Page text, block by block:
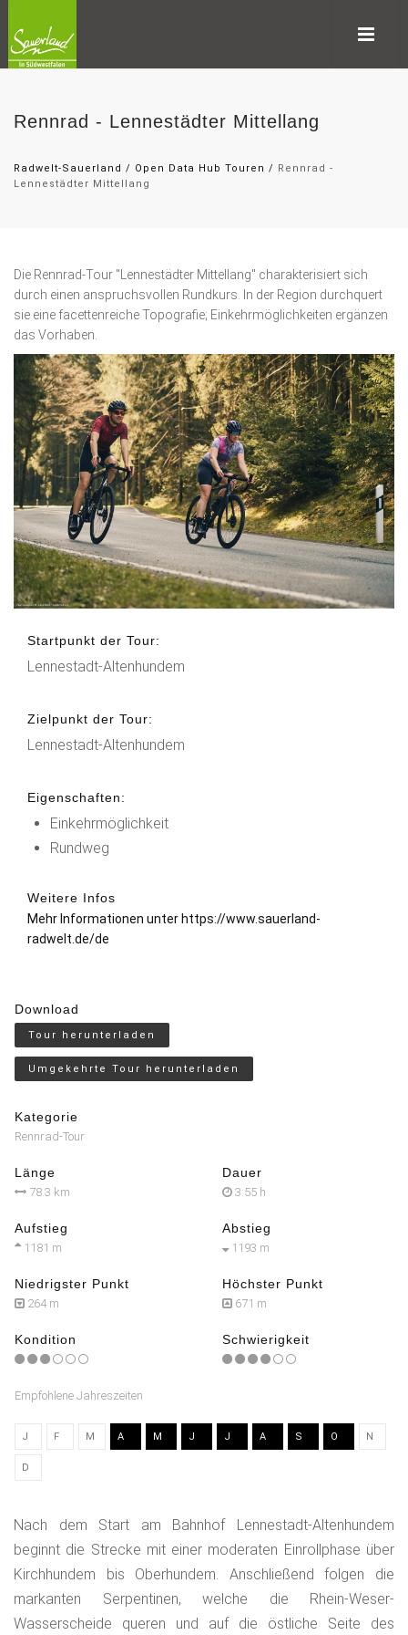
Rennrad - Lennestädter Mittellang
Radwelt-Sauerland / Open Data Hub Touren / Rennrad -
Lennestädter Mittellang
Die Rennrad-Tour "Lennestädter Mittellang" charakterisiert sich
durch einen anspruchsvollen Rundkurs. In der Region durchquert
sie eine facettenreiche Topografie; Einkehrmöglichkeiten ergänzen
das Vorhaben.
Startpunkt der Tour:
Lennestadt-Altenhundem
Zielpunkt der Tour:
Lennestadt-Altenhundem
Eigenschaften:
Einkehrmöglichkeit
Rundweg
Weitere Infos
Mehr Informationen unter https://www.sauerland-
radwelt.de/de
Download
Tour herunterladen
Umgekehrte Tour herunterladen
Kategorie
Rennrad-Tour
Länge
78.3 km
Dauer
3:55 h
Aufstieg
1181 m
Abstieg
1193 m
Niedrigster Punkt
264 m
Höchster Punkt
671 m
Kondition Schwierigkeit
Empfohlene Jahreszeiten
J F M A M J J A S O N
D
Nach dem Start am Bahnhof Lennestadt-Altenhundem
beginnt die Strecke mit einer moderaten Einrollphase über
Kirchhundem bis Oberhundem. Anschließend folgen die
markanten Serpentinen, welche die Rhein-Weser-
Wasserscheide queren und auf die östliche Seite des